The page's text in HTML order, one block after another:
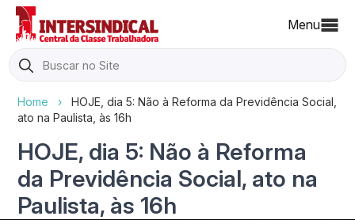
Menu
Search
for:
Home ›
HOJE, dia 5: Não à Reforma da Previdência Social,
ato na Paulista, às 16h
HOJE, dia 5: Não à Reforma
da Previdência Social, ato na
Paulista, às 16h